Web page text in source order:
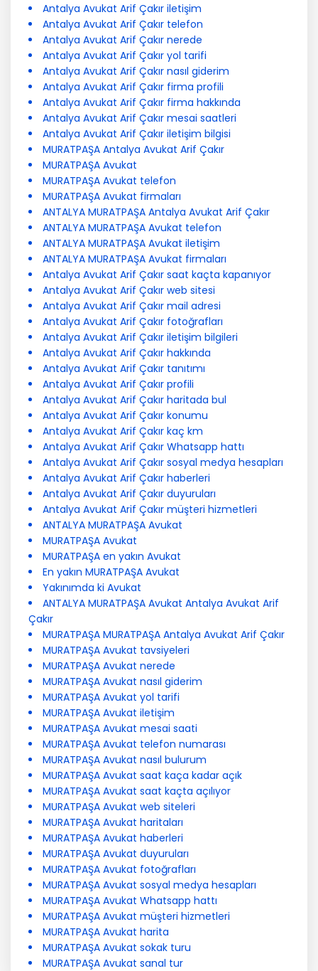
Antalya Avukat Arif Çakır iletişim
Antalya Avukat Arif Çakır telefon
Antalya Avukat Arif Çakır nerede
Antalya Avukat Arif Çakır yol tarifi
Antalya Avukat Arif Çakır nasıl giderim
Antalya Avukat Arif Çakır firma profili
Antalya Avukat Arif Çakır firma hakkında
Antalya Avukat Arif Çakır mesai saatleri
Antalya Avukat Arif Çakır iletişim bilgisi
MURATPAŞA Antalya Avukat Arif Çakır
MURATPAŞA Avukat
MURATPAŞA Avukat telefon
MURATPAŞA Avukat firmaları
ANTALYA MURATPAŞA Antalya Avukat Arif Çakır
ANTALYA MURATPAŞA Avukat telefon
ANTALYA MURATPAŞA Avukat iletişim
ANTALYA MURATPAŞA Avukat firmaları
Antalya Avukat Arif Çakır saat kaçta kapanıyor
Antalya Avukat Arif Çakır web sitesi
Antalya Avukat Arif Çakır mail adresi
Antalya Avukat Arif Çakır fotoğrafları
Antalya Avukat Arif Çakır iletişim bilgileri
Antalya Avukat Arif Çakır hakkında
Antalya Avukat Arif Çakır tanıtımı
Antalya Avukat Arif Çakır profili
Antalya Avukat Arif Çakır haritada bul
Antalya Avukat Arif Çakır konumu
Antalya Avukat Arif Çakır kaç km
Antalya Avukat Arif Çakır Whatsapp hattı
Antalya Avukat Arif Çakır sosyal medya hesapları
Antalya Avukat Arif Çakır haberleri
Antalya Avukat Arif Çakır duyuruları
Antalya Avukat Arif Çakır müşteri hizmetleri
ANTALYA MURATPAŞA Avukat
MURATPAŞA Avukat
MURATPAŞA en yakın Avukat
En yakın MURATPAŞA Avukat
Yakınımda ki Avukat
ANTALYA MURATPAŞA Avukat Antalya Avukat Arif
Çakır
MURATPAŞA MURATPAŞA Antalya Avukat Arif Çakır
MURATPAŞA Avukat tavsiyeleri
MURATPAŞA Avukat nerede
MURATPAŞA Avukat nasıl giderim
MURATPAŞA Avukat yol tarifi
MURATPAŞA Avukat iletişim
MURATPAŞA Avukat mesai saati
MURATPAŞA Avukat telefon numarası
MURATPAŞA Avukat nasıl bulurum
MURATPAŞA Avukat saat kaça kadar açık
MURATPAŞA Avukat saat kaçta açılıyor
MURATPAŞA Avukat web siteleri
MURATPAŞA Avukat haritaları
MURATPAŞA Avukat haberleri
MURATPAŞA Avukat duyuruları
MURATPAŞA Avukat fotoğrafları
MURATPAŞA Avukat sosyal medya hesapları
MURATPAŞA Avukat Whatsapp hattı
MURATPAŞA Avukat müşteri hizmetleri
MURATPAŞA Avukat harita
MURATPAŞA Avukat sokak turu
MURATPAŞA Avukat sanal tur